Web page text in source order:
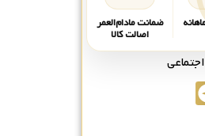
ضمانت مادام‌العمر
اصالت کالا